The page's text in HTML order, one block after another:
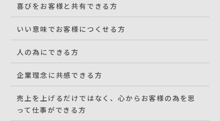
喜びをお客様と共有できる方
いい意味でお客様につくせる方
人の為にできる方
企業理念に共感できる方
売上を上げるだけではなく、心からお客様の為を思
って仕事ができる方